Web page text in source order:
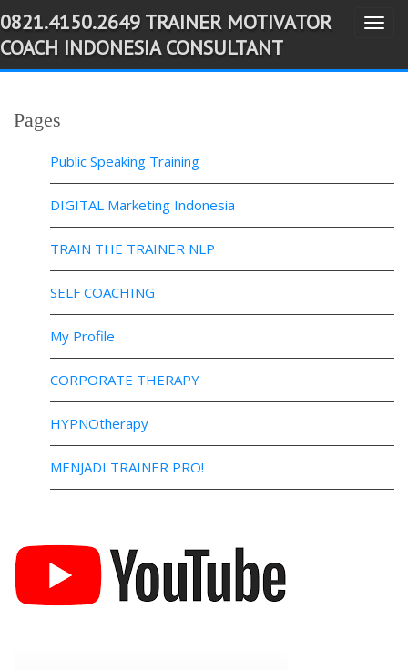
-->
T
g
v
g
0821.4150.2649 TRAINER MOTIVATOR
COACH INDONESIA CONSULTANT
Pages
Public Speaking Training
DIGITAL Marketing Indonesia
TRAIN THE TRAINER NLP
SELF COACHING
My Profile
CORPORATE THERAPY
HYPNOtherapy
MENJADI TRAINER PRO!